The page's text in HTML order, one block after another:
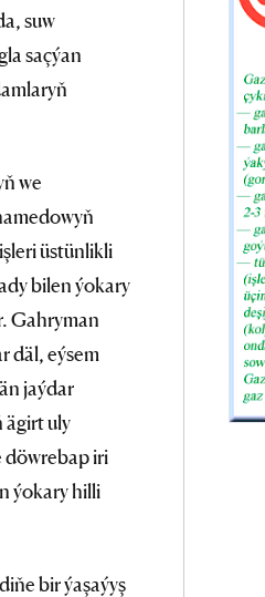
suw
saçýan
we
üstünlikli
bilen ýokary
Gahryman
däl, eýsem
jaýdar
ägirt uly
döwrebap iri
ýokary hilli
bir ýaşaýyş